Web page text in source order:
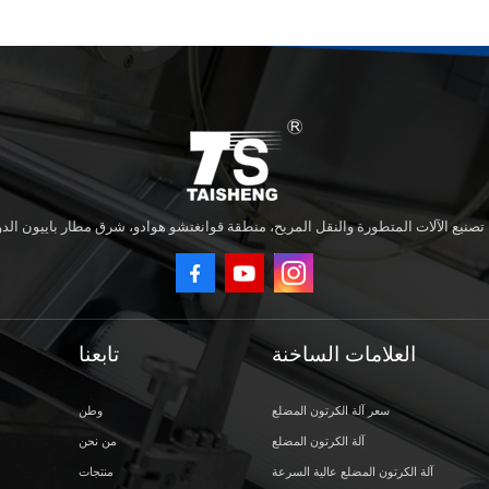
تابعنا
وطن
من نحن
منتجات
العلامات الساخنة
سعر آلة الكرتون المضلع
آلة الكرتون المضلع
آلة الكرتون المضلع عالية السرعة